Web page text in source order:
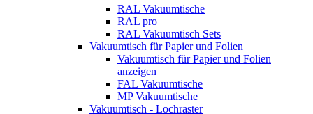
RAL Vakuumtische
RAL pro
RAL Vakuumtisch Sets
Vakuumtisch für Papier und Folien
Vakuumtisch für Papier und Folien
anzeigen
FAL Vakuumtische
MP Vakuumtische
Vakuumtisch - Lochraster